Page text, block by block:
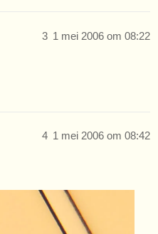
1 mei 2006 om 08:22
3
1 mei 2006 om 08:42
4